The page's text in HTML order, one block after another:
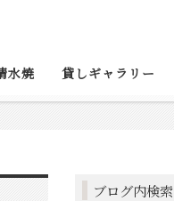
水焼 貸しギャラリー
ブログ内検索